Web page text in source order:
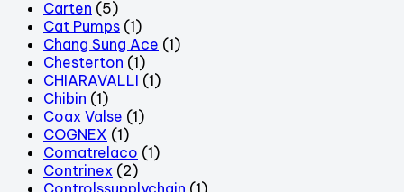
Carten (5)
Cat Pumps (1)
Chang Sung Ace (1)
Chesterton (1)
CHIARAVALLI (1)
Chibin (1)
Coax Valse (1)
COGNEX (1)
Comatrelaco (1)
Contrinex (2)
Controlssupplychain (1)